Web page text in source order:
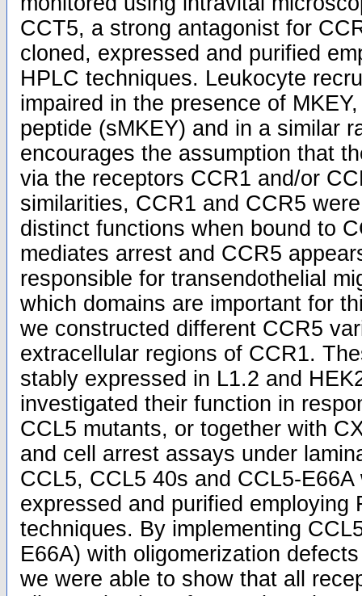
CCT5, a strong antagonist for
cloned, expressed and purified
HPLC techniques. Leukocyte
impaired in the presence of
peptide (sMKEY) and in a similar
encourages the assumption that
via the receptors CCR1 and/or
similarities, CCR1 and CCR5
distinct functions when bound to
mediates arrest and CCR5
responsible for transendothelial
which domains are important for
we constructed different CCR5
extracellular regions of CCR1.
stably expressed in L1.2 and
investigated their function in
CCL5 mutants, or together with
and cell arrest assays under
CCL5, CCL5 40s and CCL5-
expressed and purified employing
techniques. By implementing
E66A) with oligomerization
we were able to show that all